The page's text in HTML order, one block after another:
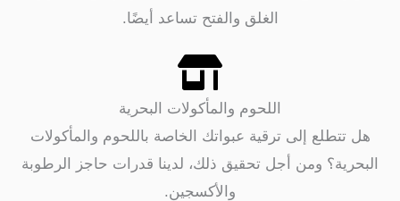
الغلق والفتح تساعد أيضًا.
اللحوم والمأكولات البحرية
إلى ترقية عبواتك الخاصة باللحوم والمأكولات
ومن أجل تحقيق ذلك، لدينا قدرات حاجز الرطوبة
والأكسجين.